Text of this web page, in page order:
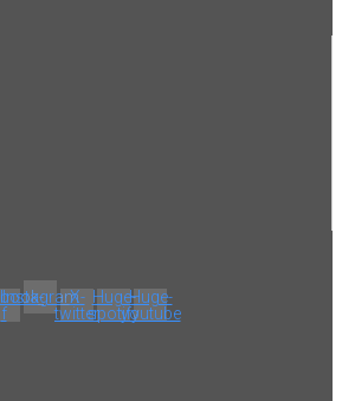
f
InstagramX-
twitter
Huge-
spotify
Huge-
youtube